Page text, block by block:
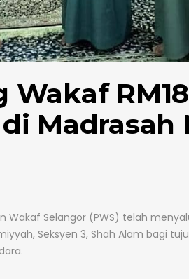
Madrasah
Wakaf Selangor (PWS) telah
Seksyen 3, Shah Alam bagi